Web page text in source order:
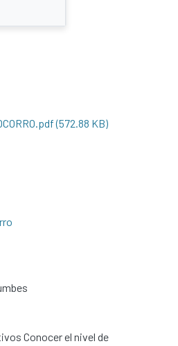
(572.88 KB)
Conocer el nivel de